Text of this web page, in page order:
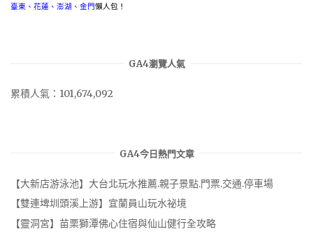
臺東 、 花蓮 、 澎湖 、 金門懶人包！
GA4瀏覽人氣
累積人氣：101,674,092
GA4今日熱門文章
【大新店游泳池】大台北玩水推薦.親子景點.門票.交通.停車場
【雙連埤圳頭溪上游】宜蘭員山玩水祕境
【靈洞宮】苗栗獅潭佛心住宿與仙山健行全攻略